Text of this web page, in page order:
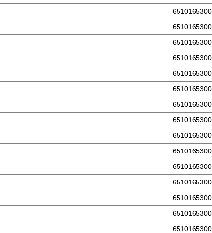
6510165300
6510165300
6510165300
6510165300
6510165300
6510165300
6510165300
6510165300
6510165300
6510165300
6510165300
6510165300
6510165300
6510165300
6510165300